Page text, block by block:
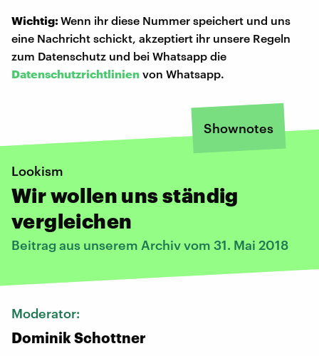
Wichtig:Wenn ihr diese Nummer speichert und uns
eine Nachricht schickt, akzeptiert ihr unsere Regeln
zum Datenschutz und bei Whatsapp die
Datenschutzrichtlinien von Whatsapp.
Shownotes
Lookism
Wir wollen uns ständig
vergleichen
Beitrag aus unserem Archiv vom 31. Mai 2018
Moderator:
Dominik Schottner